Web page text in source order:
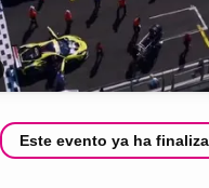
Este evento ya ha